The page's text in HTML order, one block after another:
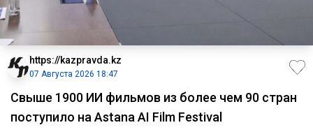
https://kazpravda.kz
07 Августа 2026 18:47
Свыше 1900 ИИ фильмов из более чем 90 стран
поступило на Astana AI Film Festival